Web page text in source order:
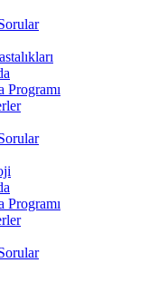
Programı
Programı